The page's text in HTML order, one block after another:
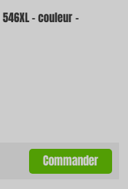
- couleur -
Commander